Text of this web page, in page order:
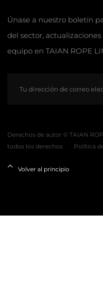
Únase a nuestro boletín
del sector,
equipo en TAIAN ROPE
Derechos de autor © TAIAN
todos los derechos
Política
Volver al principio